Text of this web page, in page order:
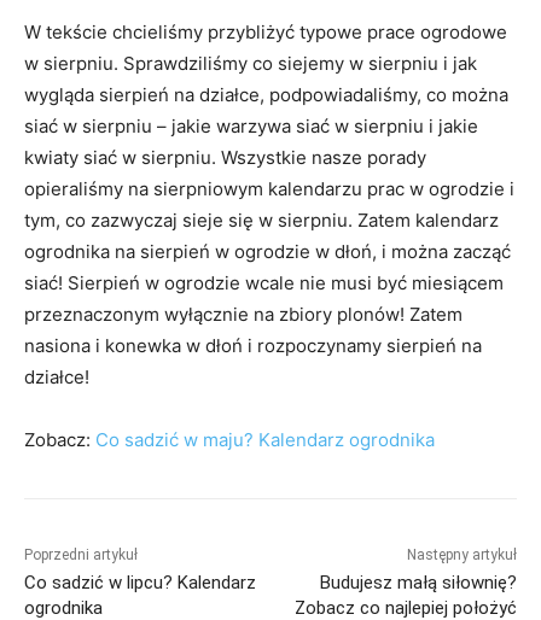
W tekście chcieliśmy przybliżyć typowe prace ogrodowe
w sierpniu. Sprawdziliśmy co siejemy w sierpniu i jak
wygląda sierpień na działce, podpowiadaliśmy, co można
siać w sierpniu – jakie warzywa siać w sierpniu i jakie
kwiaty siać w sierpniu. Wszystkie nasze porady
opieraliśmy na sierpniowym kalendarzu prac w ogrodzie i
tym, co zazwyczaj sieje się w sierpniu. Zatem kalendarz
ogrodnika na sierpień w ogrodzie w dłoń, i można zacząć
siać! Sierpień w ogrodzie wcale nie musi być miesiącem
przeznaczonym wyłącznie na zbiory plonów! Zatem
nasiona i konewka w dłoń i rozpoczynamy sierpień na
działce!
Zobacz: Co sadzić w maju? Kalendarz ogrodnika
Poprzedni artykuł
Co sadzić w lipcu? Kalendarz
ogrodnika
Następny artykuł
Budujesz małą siłownię?
Zobacz co najlepiej położyć